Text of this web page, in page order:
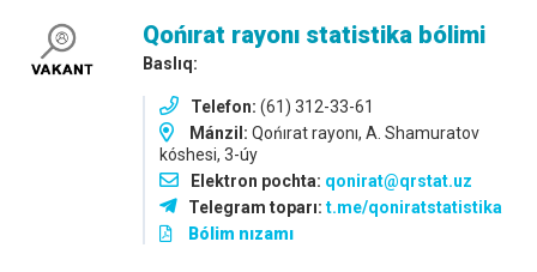
Qońırat rayonı statistika bólimi
Baslıq:
Telefon: (61) 312-33-61
Mánzil: Qońırat rayonı, A. Shamuratov
kóshesi, 3-úy
Elektron pochta: qonirat@qrstat.uz
Telegram toparı: t.me/qoniratstatistika
Bólim nızamı